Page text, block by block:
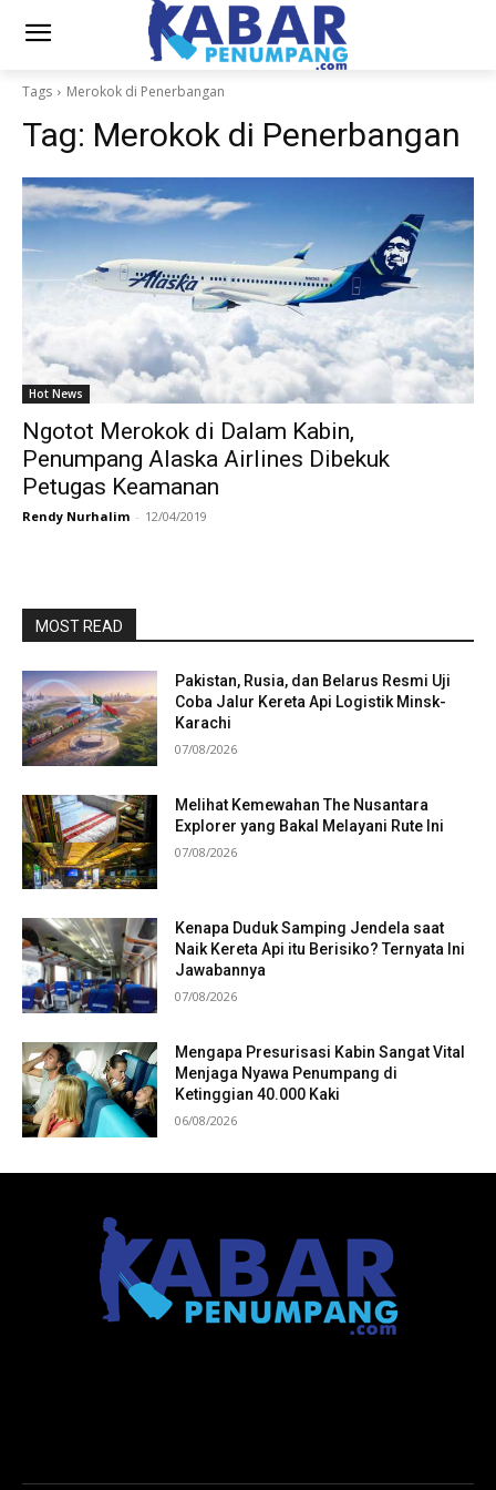
Tags Merokok di Penerbangan
Tag: Merokok di Penerbangan
Hot News
Ngotot Merokok di Dalam Kabin,
Penumpang Alaska Airlines Dibekuk
Petugas Keamanan
Rendy Nurhalim - 12/04/2019
MOST READ
Pakistan, Rusia, dan Belarus Resmi Uji
Coba Jalur Kereta Api Logistik Minsk-
Karachi
07/08/2026
Melihat Kemewahan The Nusantara
Explorer yang Bakal Melayani Rute Ini
07/08/2026
Kenapa Duduk Samping Jendela saat
Naik Kereta Api itu Berisiko? Ternyata Ini
Jawabannya
07/08/2026
Mengapa Presurisasi Kabin Sangat Vital
Menjaga Nyawa Penumpang di
Ketinggian 40.000 Kaki
06/08/2026